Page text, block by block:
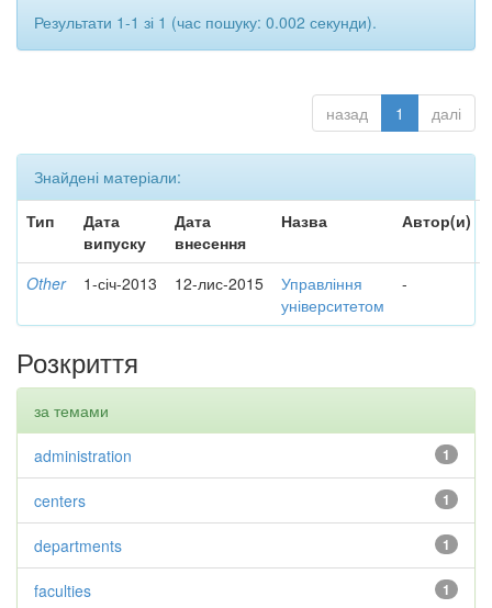
Результати 1-1 зі 1 (час пошуку: 0.002 секунди).
назад 1 далі
Знайдені матеріали:
Тип
Дата
випуску
Дата
внесення
Назва Автор(и)
Other 1-січ-2013 12-лис-2015
Управління
університетом
-
Розкриття
за темами
1
administration
1
centers
1
departments
1
faculties